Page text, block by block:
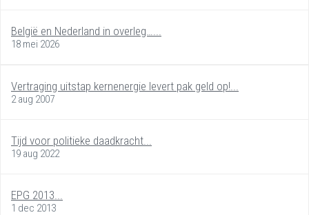
België en Nederland in overleg…...
18 mei 2026
Vertraging uitstap kernenergie levert pak geld op!...
2 aug 2007
Tijd voor politieke daadkracht...
19 aug 2022
EPG 2013...
1 dec 2013